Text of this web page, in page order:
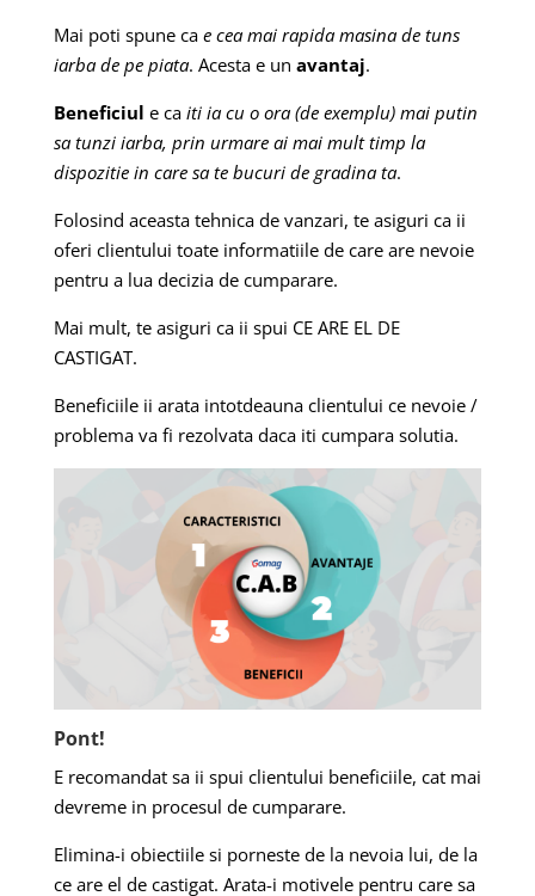
Mai poti spune cae cea mai rapida masina de tuns
iarba de pe piata. Acesta e un avantaj.
Beneficiul e ca iti ia cu o ora (de exemplu) mai putin
sa tunzi iarba, prin urmare ai mai mult timp la
dispozitie in care sa te bucuri de gradina ta.
Folosind aceasta tehnica de vanzari, te asiguri ca ii
oferi clientului toate informatiile de care are nevoie
pentru a lua decizia de cumparare.
Mai mult, te asiguri ca ii spui CE ARE EL DE
CASTIGAT.
Beneficiile ii arata intotdeauna clientului ce nevoie /
problema va fi rezolvata daca iti cumpara solutia.
Pont!
E recomandat sa ii spui clientului beneficiile, cat mai
devreme in procesul de cumparare.
Elimina-i obiectiile si porneste de la nevoia lui, de la
ce are el de castigat. Arata-i motivele pentru care sa